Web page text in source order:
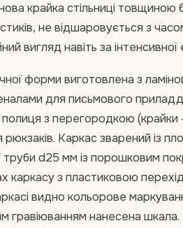
крайка стільниці товщиною
не відшаровується з
вигляд навіть за інтенсивної
форми виготовлена з
для письмового
полиця з перегородкою
рюкзаків. Каркас зварений із
труби d25 мм із порошковим
каркасу з пластиковою
видно кольорове
гравіюванням нанесена шкала.